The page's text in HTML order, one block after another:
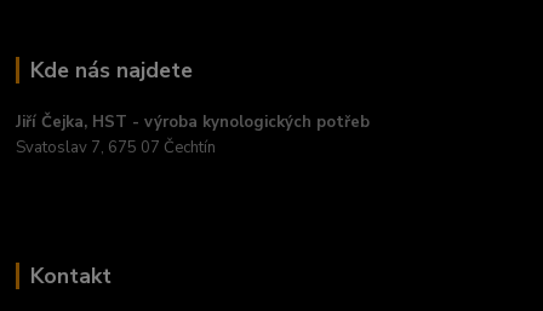
Kde nás najdete
Jiří Čejka, HST - výroba kynologických potřeb
Svatoslav 7, 675 07 Čechtín
Kontakt